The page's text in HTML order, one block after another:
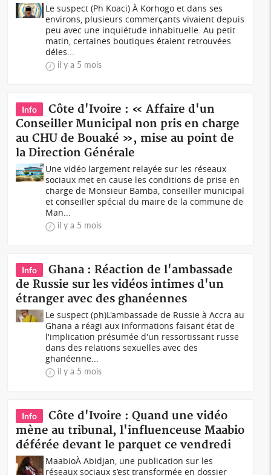
Le suspect (Ph Koaci) À Korhogo et dans ses
environs, plusieurs commerçants vivaient depuis
peu avec une inquiétude inhabituelle. Au petit
matin, certaines boutiques étaient retrouvées
déles...
il y a 5 mois
Info
Côte d'Ivoire : « Affaire d'un
Conseiller Municipal non pris en charge
au CHU de Bouaké », mise au point de
la Direction Générale
Une vidéo largement relayée sur les réseaux
sociaux met en cause les conditions de prise en
charge de Monsieur Bamba, conseiller municipal
et conseiller spécial du maire de la commune de
Man...
il y a 5 mois
Info
Ghana : Réaction de l'ambassade
de Russie sur les vidéos intimes d'un
étranger avec des ghanéennes
Le suspect (ph)L'ambassade de Russie à Accra au
Ghana a réagi aux informations faisant état de
l'implication présumée d'un ressortissant russe
dans des relations sexuelles avec des
ghanéenne...
il y a 5 mois
Info
Côte d'Ivoire : Quand une vidéo
mène au tribunal, l'influenceuse Maabio
déférée devant le parquet ce vendredi
MaabioÀ Abidjan, une publication sur les
réseaux sociaux s’est transformée en dossier